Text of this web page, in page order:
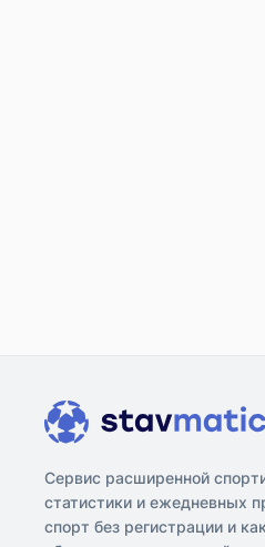
Сервис расширенной
статистики и ежедневных
спорт без регистрации и